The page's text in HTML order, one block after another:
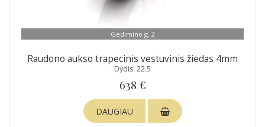
Gedimino g. 2
Raudono aukso trapecinis vestuvinis žiedas 4mm
Dydis: 22.5
638 €
DAUGIAU